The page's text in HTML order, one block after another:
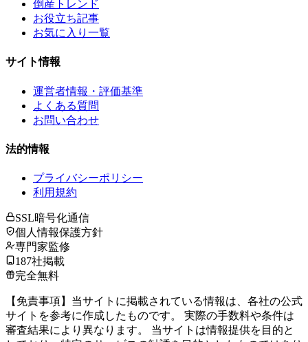
倒産トレンド
お役立ち記事
お気に入り一覧
サイト情報
運営者情報・評価基準
よくある質問
お問い合わせ
法的情報
プライバシーポリシー
利用規約
SSL暗号化通信
個人情報保護方針
専門家監修
187社掲載
完全無料
【免責事項】当サイトに掲載されている情報は、各社の公式
サイトを参考に作成したものです。 実際の手数料や条件は
審査結果により異なります。 当サイトは情報提供を目的と